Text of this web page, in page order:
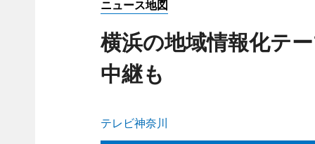
ニュース地図
横浜の地域情報化テ
中継も
テレビ神奈川